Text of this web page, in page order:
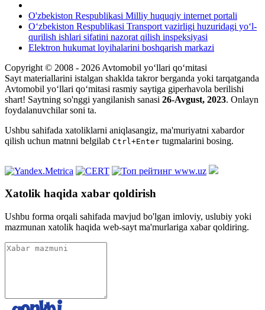
O'zbekiston Respublikasi Milliy huquqiy internet portali
O‘zbekiston Respublikasi Transport vazirligi huzuridagi yo‘l-
qurilish ishlari sifatini nazorat qilish inspeksiyasi
Elektron hukumat loyihalarini boshqarish markazi
Copyright © 2008 - 2026 Avtomobil yo‘llari qo‘mitasi
Sayt materiallarini istalgan shaklda takror berganda yoki tarqatganda
Avtomobil yo‘llari qo‘mitasi rasmiy saytiga giperhavola berilishi
shart! Saytning so'nggi yangilanish sanasi 26-Avgust, 2023. Onlayn
foydalanuvchilar soni ta.
Ushbu sahifada xatoliklarni aniqlasangiz, ma'muriyatni xabardor
qilish uchun matnni belgilab Ctrl+Enter tugmalarini bosing.
Xatolik haqida xabar qoldirish
Ushbu forma orqali sahifada mavjud bo'lgan imloviy, uslubiy yoki
mazmunan xatolik haqida web-sayt ma'murlariga xabar qoldiring.